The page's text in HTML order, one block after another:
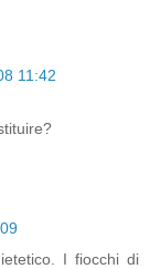
11:42
I fiocchi di